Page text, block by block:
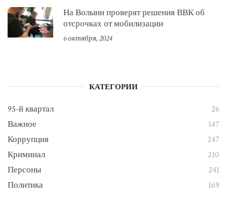
На Волыни проверят решения ВВК об
отсрочках от мобилизации
6 октября, 2024
КАТЕГОРИИ
95-й квартал
26
Важное
147
Коррупция
247
Криминал
210
Персоны
241
Политика
169